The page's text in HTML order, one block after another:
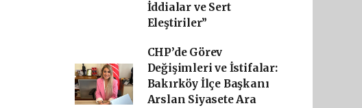
İddialar ve Sert
Eleştiriler”
CHP’de Görev
Değişimleri ve İstifalar:
Bakırköy İlçe Başkanı
Arslan Siyasete Ara